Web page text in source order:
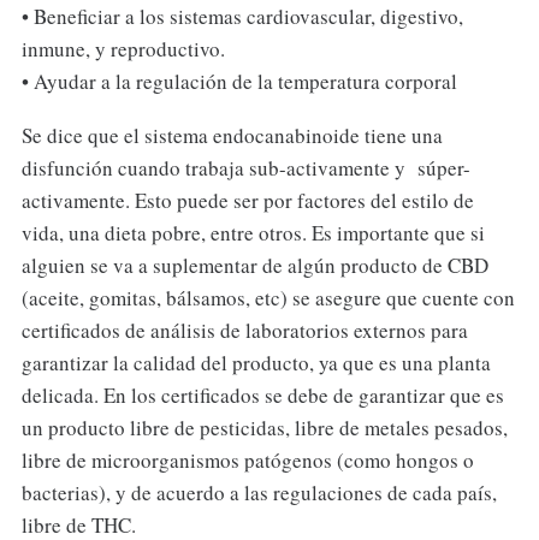
• Beneficiar a los sistemas cardiovascular, digestivo,
inmune, y reproductivo.
• Ayudar a la regulación de la temperatura corporal
Se dice que el sistema endocanabinoide tiene una
disfunción cuando trabaja sub-activamente y súper-
activamente. Esto puede ser por factores del estilo de
vida, una dieta pobre, entre otros. Es importante que si
alguien se va a suplementar de algún producto de CBD
(aceite, gomitas, bálsamos, etc) se asegure que cuente con
certificados de análisis de laboratorios externos para
garantizar la calidad del producto, ya que es una planta
delicada. En los certificados se debe de garantizar que es
un producto libre de pesticidas, libre de metales pesados,
libre de microorganismos patógenos (como hongos o
bacterias), y de acuerdo a las regulaciones de cada país,
libre de THC.